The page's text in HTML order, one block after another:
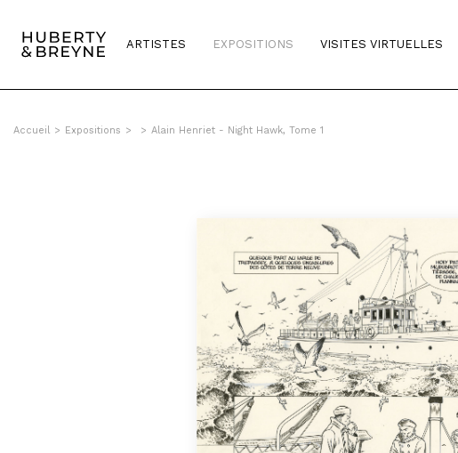
ARTISTES EXPOSITIONS VISITES VIRTUELLES
Accueil > Expositions > > Alain Henriet - Night Hawk, Tome 1